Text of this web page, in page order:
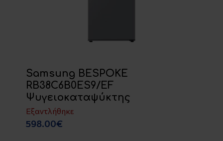
Samsung BESPOKE
RB38C6B0ES9/EF
Ψυγειοκαταψύκτης
Εξαντλήθηκε
598.00€